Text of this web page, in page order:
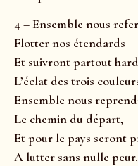
4 – Ensemble nous
Flotter nos étendards
Et suivront partout
L’éclat des trois
Ensemble nous
Le chemin du départ,
Et pour le pays seront
A lutter sans nulle peur.